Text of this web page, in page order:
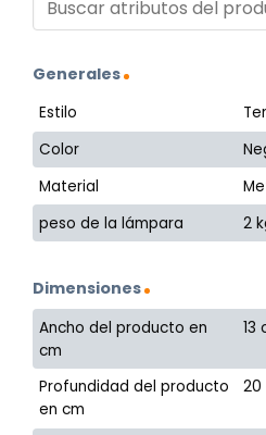
Generales
Estilo
Color
Material
peso de la lámpara
2
Dimensiones
Ancho del producto en
cm
13
Profundidad del producto
en cm
20